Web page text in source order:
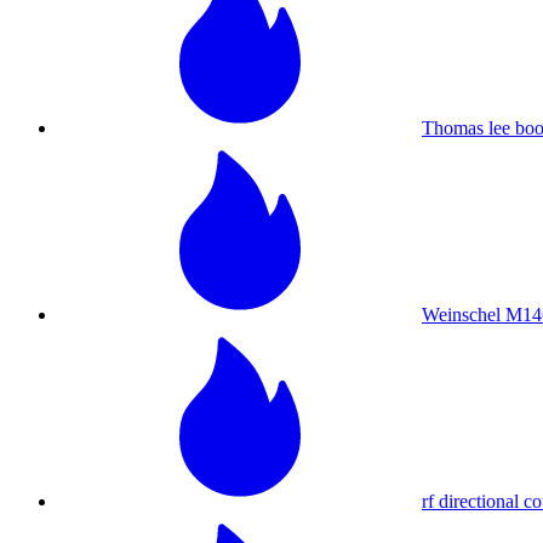
Thomas lee
Weinschel
rf directional